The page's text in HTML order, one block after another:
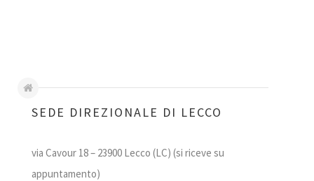
SEDE DIREZIONALE DI LECCO
via Cavour 18 – 23900 Lecco (LC) (si riceve su
appuntamento)